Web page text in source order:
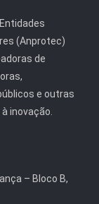
(Anprotec)
de
e outras
inovação.
– Bloco B,